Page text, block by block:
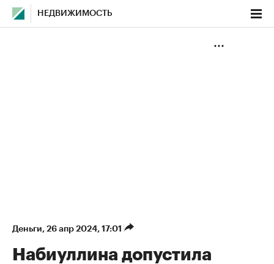
НЕДВИЖИМОСТЬ
Деньги⁠, 26 апр 2024, 17:01
Набиуллина допустила